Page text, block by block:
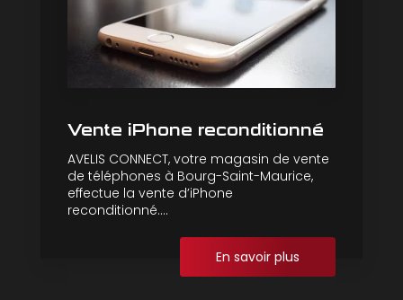
Vente iPhone reconditionné
AVELIS CONNECT, votre magasin de vente
de téléphones à Bourg-Saint-Maurice,
effectue la vente d’iPhone
reconditionné....
En savoir plus